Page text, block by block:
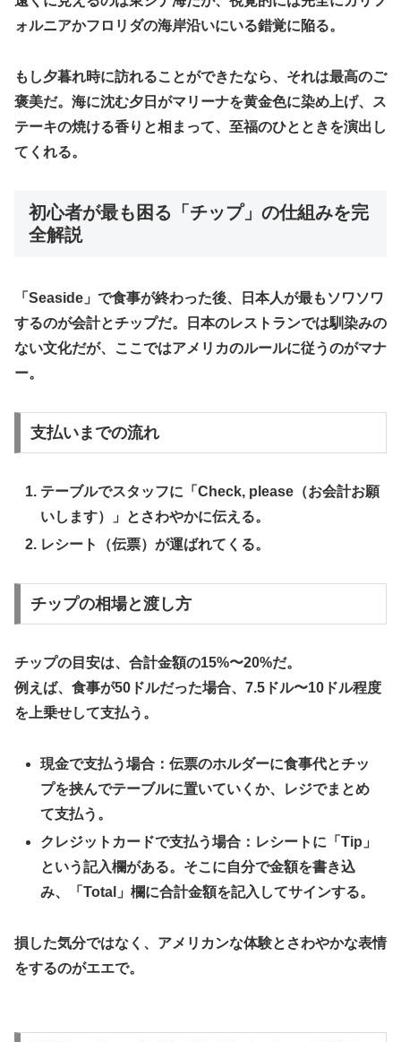
ォルニアかフロリダの海岸沿いにいる錯覚に陥る。
もし夕暮れ時に訪れることができたなら、それは最高のご
褒美だ。海に沈む夕日がマリーナを黄金色に染め上げ、ス
テーキの焼ける香りと相まって、至福のひとときを演出し
てくれる。
初心者が最も困る「チップ」の仕組みを完
全解説
​「Seaside」で食事が終わった後、日本人が最もソワソワ
するのが会計とチップだ。日本のレストランでは馴染みの
ない文化だが、ここではアメリカのルールに従うのがマナ
ー。
​支払いまでの流れ
​テーブルでスタッフに「Check, please（お会計お願
いします）」とさわやかに伝える。
​レシート（伝票）が運ばれてくる。
​チップの相場と渡し方
チップの目安は、 合計金額の15%〜20%だ。
例えば、食事が50ドルだった場合、7.5ドル〜10ドル程度
を上乗せして支払う。
​現金で支払う場合：伝票のホルダーに食事代とチッ
プを挟んでテーブルに置いていくか、レジでまとめ
て支払う。
​クレジットカードで支払う場合：レシートに「Tip」
という記入欄がある。そこに自分で金額を書き込
み、「Total」欄に合計金額を記入してサインする。
損した気分ではなく、アメリカンな体験とさわやかな表情
をするのがエエで。